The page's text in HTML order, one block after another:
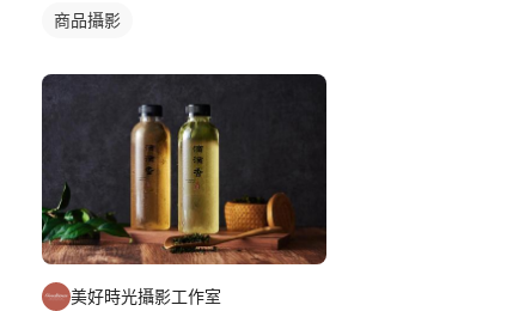
商品攝影
美好時光攝影工作室